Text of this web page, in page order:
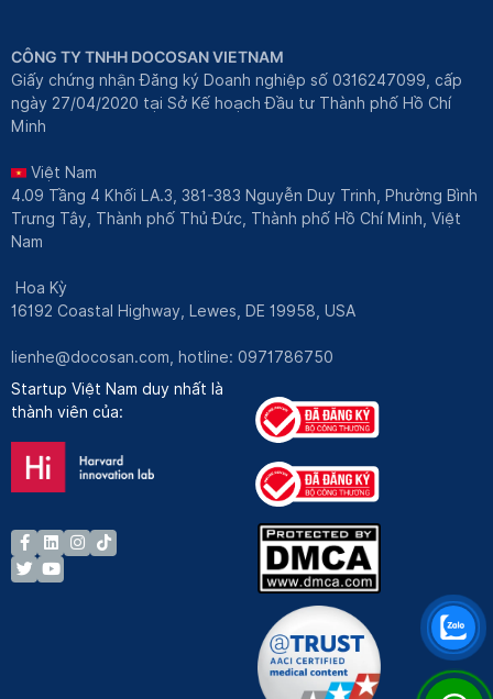
CÔNG TY TNHH DOCOSAN VIETNAM
Giấy chứng nhận Đăng ký Doanh nghiệp số 0316247099, cấp
ngày 27/04/2020 tại Sở Kế hoạch Đầu tư Thành phố Hồ Chí
Minh
Việt Nam
4.09 Tầng 4 Khối LA.3, 381-383 Nguyễn Duy Trinh, Phường Bình
Trưng Tây, Thành phố Thủ Đức, Thành phố Hồ Chí Minh, Việt
Nam
Hoa Kỳ
16192 Coastal Highway, Lewes, DE 19958, USA
lienhe@docosan.com, hotline: 0971786750
Startup Việt Nam duy nhất là
thành viên của: